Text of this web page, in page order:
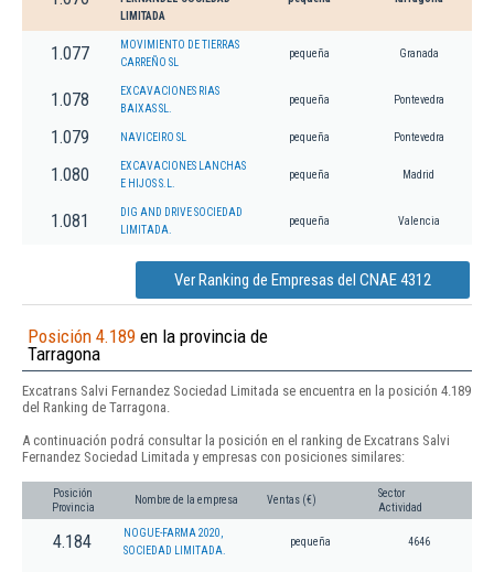
LIMITADA
1.077
MOVIMIENTO DE TIERRAS
CARREÑO SL
pequeña Granada
1.078
EXCAVACIONES RIAS
BAIXAS SL.
pequeña Pontevedra
1.079 NAVICEIRO SL pequeña Pontevedra
1.080
EXCAVACIONES LANCHAS
E HIJOS S.L.
pequeña Madrid
1.081
DIG AND DRIVE SOCIEDAD
LIMITADA.
pequeña Valencia
Ver Ranking de Empresas del CNAE 4312
Posición 4.189 en la provincia de
Tarragona
Excatrans Salvi Fernandez Sociedad Limitada se encuentra en la posición 4.189
del Ranking de Tarragona.
A continuación podrá consultar la posición en el ranking de Excatrans Salvi
Fernandez Sociedad Limitada y empresas con posiciones similares:
Posición
Provincia
Nombre de la empresa Ventas (€)
Sector
Actividad
4.184
NOGUE-FARMA 2020,
SOCIEDAD LIMITADA.
pequeña 4646